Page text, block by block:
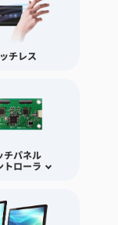
チレス
チパネル
トローラ